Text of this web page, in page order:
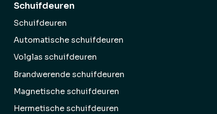
Schuifdeuren
Schuifdeuren
Automatische schuifdeuren
Volglas schuifdeuren
Brandwerende schuifdeuren
Magnetische schuifdeuren
Hermetische schuifdeuren